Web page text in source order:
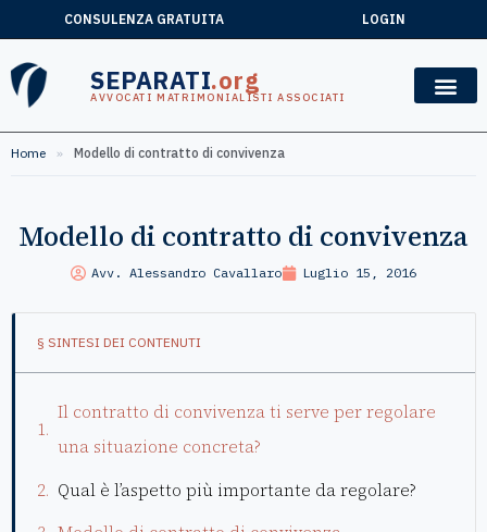
CONSULENZA GRATUITA LOGIN
SEPARATI.org
AVVOCATI MATRIMONIALISTI ASSOCIATI
Home » Modello di contratto di convivenza
Modello di contratto di convivenza
Avv. Alessandro Cavallaro Luglio 15, 2016
§ SINTESI DEI CONTENUTI
Il contratto di convivenza ti serve per regolare
una situazione concreta?
Qual è l’aspetto più importante da regolare?